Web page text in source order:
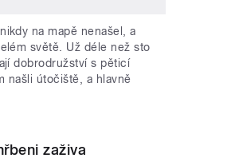
na mapě nenašel, a
světě. Už déle než sto
dobrodružství s pěticí
našli útočiště, a hlavně
zaživa